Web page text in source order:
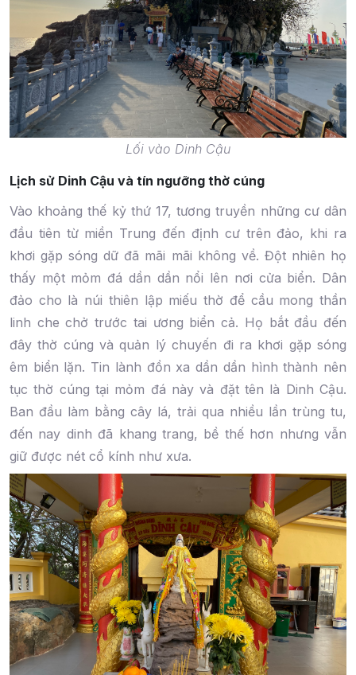
Lối vào Dinh Cậu
Lịch sử Dinh Cậu và tín ngưỡng thờ cúng
Vào khoảng thế kỷ thứ 17, tương truyền những cư dân
đầu tiên từ miền Trung đến định cư trên đảo, khi ra
khơi gặp sóng dữ đã mãi mãi không về. Đột nhiên họ
thấy một mỏm đá dần dần nổi lên nơi cửa biển. Dân
đảo cho là núi thiên lập miếu thờ để cầu mong thần
linh che chở trước tai ương biển cả. Họ bắt đầu đến
đây thờ cúng và quản lý chuyến đi ra khơi gặp sóng
êm biển lặn. Tin lành đồn xa dần dần hình thành nên
tục thờ cúng tại mỏm đá này và đặt tên là Dinh Cậu.
Ban đầu làm bằng cây lá, trải qua nhiều lần trùng tu,
đến nay dinh đã khang trang, bề thế hơn nhưng vẫn
giữ được nét cổ kính như xưa.